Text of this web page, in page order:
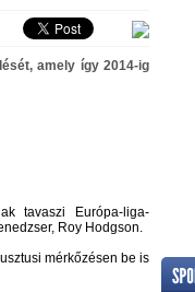
amely így 2014-ig
tavaszi Európa-liga-
Roy Hodgson.
mérkőzésen be is